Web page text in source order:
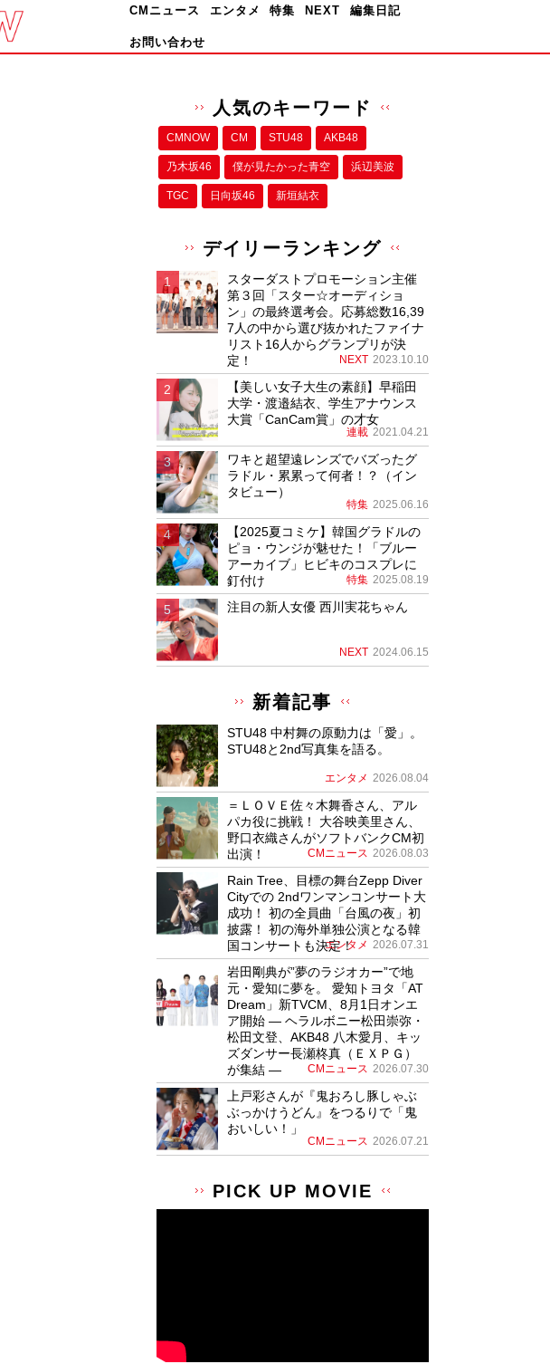
CMニュース エンタメ 特集 NEXT 編集日記
お問い合わせ
人気のキーワード
CMNOW CM STU48 AKB48
乃木坂46 僕が⾒たかった⻘空 浜辺美波
TGC 日向坂46 新垣結衣
デイリーランキング
スターダストプロモーション主催
第３回「スター☆オーディショ
ン」の最終選考会。応募総数16,39
7人の中から選び抜かれたファイナ
リスト16人からグランプリが決
定！
NEXT 2023.10.10
【美しい女子大生の素顔】早稲田
大学・渡邉結衣、学生アナウンス
大賞「CanCam賞」の才女
連載 2021.04.21
ワキと超望遠レンズでバズったグ
ラドル・累累って何者！？（イン
タビュー）
特集 2025.06.16
【2025夏コミケ】韓国グラドルの
ピョ・ウンジが魅せた！「ブルー
アーカイブ」ヒビキのコスプレに
釘付け
特集 2025.08.19
注目の新人女優 西川実花ちゃん
NEXT 2024.06.15
新着記事
STU48 中村舞の原動力は「愛」。
STU48と2nd写真集を語る。
エンタメ 2026.08.04
＝ＬＯＶＥ佐々木舞香さん、アル
パカ役に挑戦！ 大谷映美里さん、
野口衣織さんがソフトバンクCM初
出演！
CMニュース 2026.08.03
Rain Tree、目標の舞台Zepp Diver
Cityでの 2ndワンマンコンサート大
成功！ 初の全員曲「台風の夜」初
披露！ 初の海外単独公演となる韓
国コンサートも決定！
エンタメ 2026.07.31
岩田剛典が”夢のラジオカー”で地
元・愛知に夢を。 愛知トヨタ「AT
Dream」新TVCM、8月1日オンエ
ア開始 ― ヘラルボニー松田崇弥・
松田文登、AKB48 八木愛月、キッ
ズダンサー長瀬柊真（ＥＸＰＧ）
が集結 ―
CMニュース 2026.07.30
上戸彩さんが『鬼おろし豚しゃぶ
ぶっかけうどん』をつるりで「鬼
おいしい！」
CMニュース 2026.07.21
PICK UP MOVIE